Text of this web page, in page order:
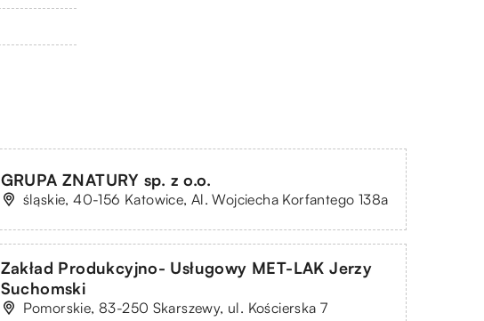
GRUPA ZNATURY sp. z o.o.
śląskie, 40-156 Katowice, Al. Wojciecha Korfantego 138a
Zakład Produkcyjno- Usługowy MET-LAK Jerzy
Suchomski
Pomorskie, 83-250 Skarszewy, ul. Kościerska 7